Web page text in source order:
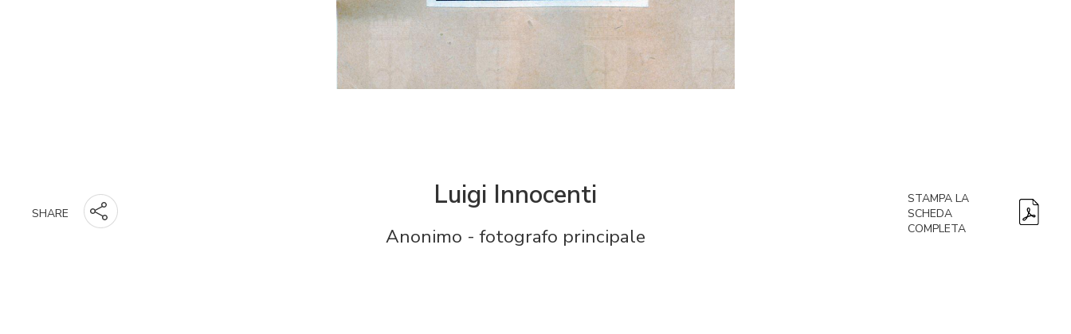
SHARE
Luigi Innocenti
Anonimo - fotografo principale
STAMPA LA
SCHEDA
COMPLETA